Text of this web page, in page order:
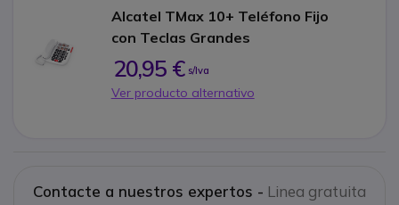
Alcatel TMax 10+ Teléfono Fijo
con Teclas Grandes
20,95 € s/Iva
Ver producto alternativo
Contacte a nuestros expertos - Linea gratuita